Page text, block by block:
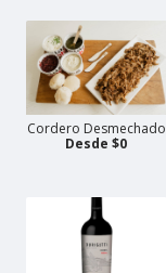
Cordero Desmechado
Desde $0